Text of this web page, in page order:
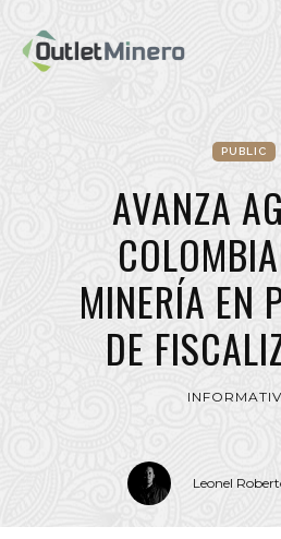
PUBLIC
AVANZA
MINERÍA EN
DE
Leonel